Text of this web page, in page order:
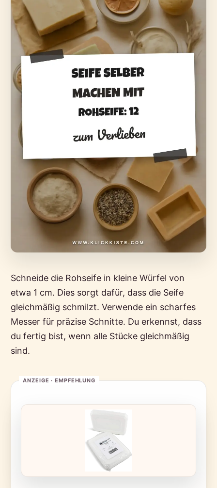
Schneide die Rohseife in kleine Würfel von
etwa 1 cm. Dies sorgt dafür, dass die Seife
gleichmäßig schmilzt. Verwende ein scharfes
Messer für präzise Schnitte. Du erkennst, dass
du fertig bist, wenn alle Stücke gleichmäßig
sind.